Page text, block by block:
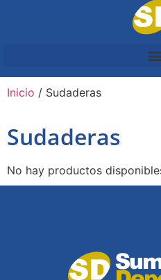
Inicio / Sudaderas
Sudaderas
No hay productos